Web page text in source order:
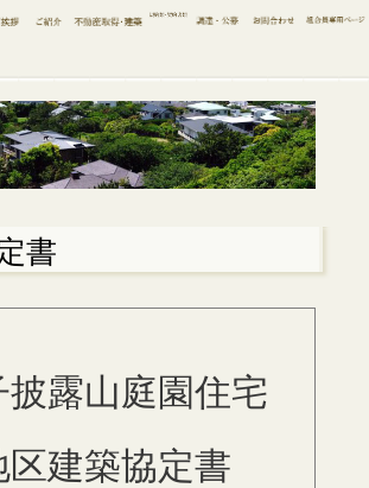
書
披露山庭園住宅
区建築協定書